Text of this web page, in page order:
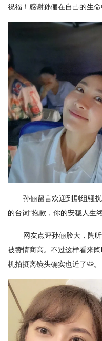
祝福！感谢孙俪在自己的生命
孙俪留言欢迎到剧组骚
的台词“抱歉，你的安稳人生
网友点评孙俪脸大，陶
被赞情商高。不过这样看来
机拍摄离镜头确实也近了些。